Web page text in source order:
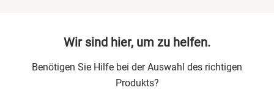
Wir sind hier, um zu helfen.
Benötigen Sie Hilfe bei der Auswahl des richtigen
Produkts?